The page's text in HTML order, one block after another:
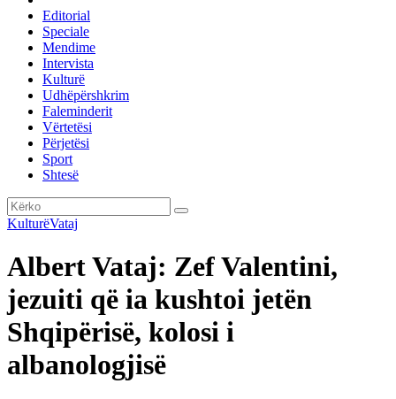
Editorial
Speciale
Mendime
Intervista
Kulturë
Udhëpërshkrim
Faleminderit
Vërtetësi
Përjetësi
Sport
Shtesë
KulturëVataj
Albert Vataj: Zef Valentini,
jezuiti që ia kushtoi jetën
Shqipërisë, kolosi i
albanologjisë